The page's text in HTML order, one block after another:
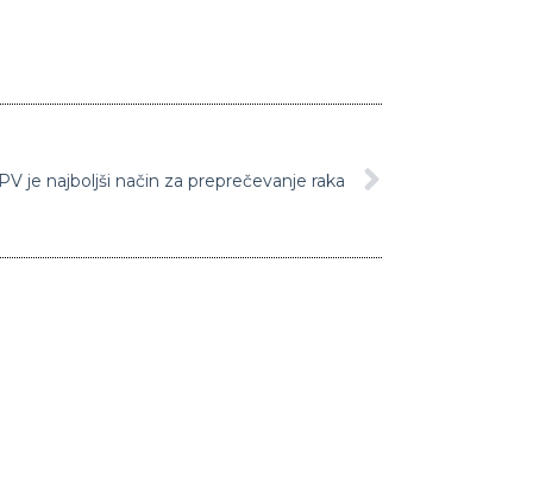
je najboljši način za preprečevanje raka